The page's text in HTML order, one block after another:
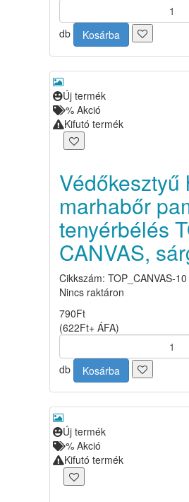
db Kosárba
Új termék
% Akció
Kifutó termék
Védőkesztyű
marhabőr
tenyérbélés
CANVAS,
Cikkszám: TOP_CANVAS-10
Nincs raktáron
790Ft
(622Ft+ ÁFA)
db Kosárba
Új termék
% Akció
Kifutó termék